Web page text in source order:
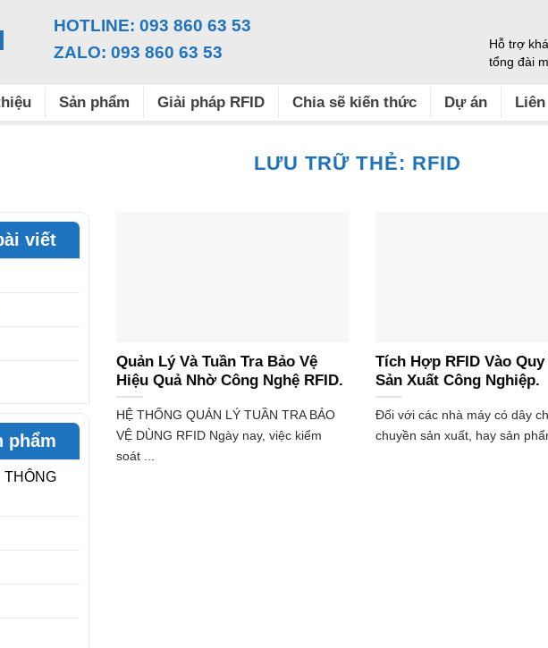
HOTLINE: 093 860 63 53
ZALO: 093 860 63 53
Hỗ trợ
tổng đài
Sản phẩm Giải pháp RFID Chia sẽ kiến thức Dự án
LƯU TRỮ THẺ: RFID
viết
phẩm
THÔNG
Quản Lý Và Tuần Tra Bảo Vệ
Hiệu Quả Nhờ Công Nghệ RFID.
HỆ THỐNG QUẢN LÝ TUẦN TRA BẢO
VỆ DÙNG RFID Ngày nay, việc kiểm
soát ...
Tích Hợp RFID Vào
Sản Xuất Công Nghiệp.
Đối với các nhà máy có dây
chuyền sản xuất, hay sản